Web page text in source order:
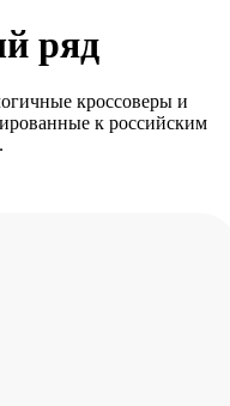
ряд
кроссоверы и
к российским